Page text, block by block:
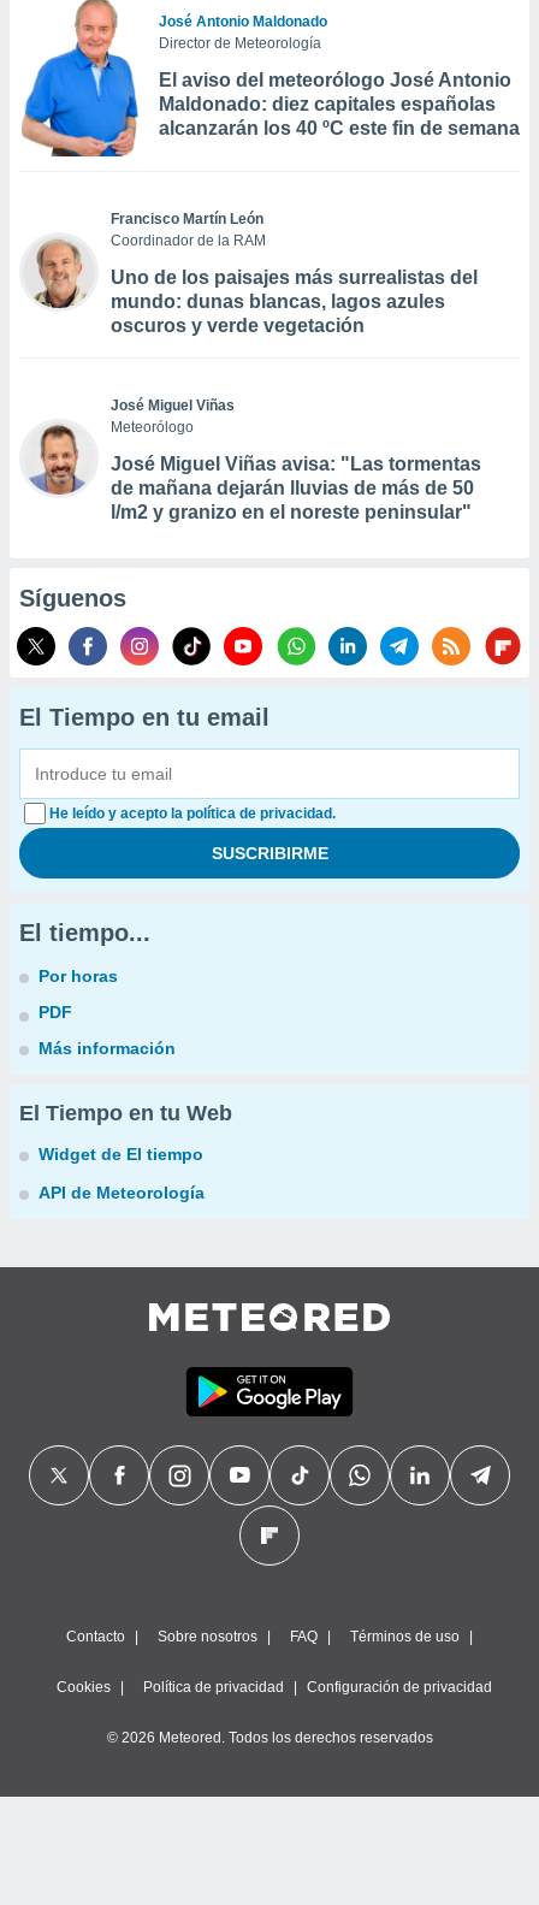
José Antonio Maldonado
Director de Meteorología
El aviso del meteorólogo José Antonio
Maldonado: diez capitales españolas
alcanzarán los 40 ºC este fin de semana
Francisco Martín León
Coordinador de la RAM
Uno de los paisajes más surrealistas del
mundo: dunas blancas, lagos azules
oscuros y verde vegetación
José Miguel Viñas
Meteorólogo
José Miguel Viñas avisa: "Las tormentas
de mañana dejarán lluvias de más de 50
l/m2 y granizo en el noreste peninsular"
Síguenos
El Tiempo en tu email
He leído y acepto la política de privacidad.
El tiempo...
Por horas
PDF
Más información
El Tiempo en tu Web
Widget de El tiempo
API de Meteorología
Contacto Sobre nosotros FAQ Términos de uso
Cookies Política de privacidad Configuración de privacidad
© 2026 Meteored. Todos los derechos reservados